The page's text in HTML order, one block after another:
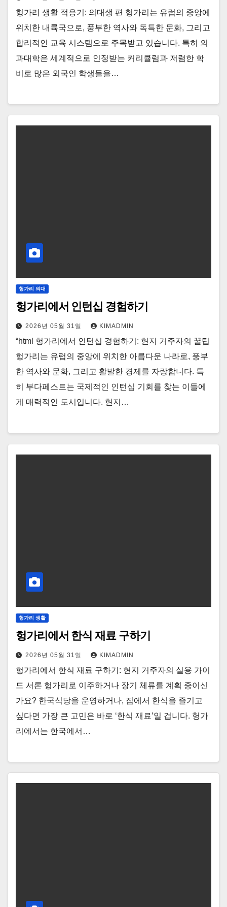
헝가리 생활 적응기: 의대생 편 헝가리는 유럽의 중앙에
위치한 내륙국으로, 풍부한 역사와 독특한 문화, 그리고
합리적인 교육 시스템으로 주목받고 있습니다. 특히 의
과대학은 세계적으로 인정받는 커리큘럼과 저렴한 학
비로 많은 외국인 학생들을…
헝가리 의대
헝가리에서 인턴십 경험하기
2026년 05월 31일 KIMADMIN
“html 헝가리에서 인턴십 경험하기: 현지 거주자의 꿀팁
헝가리는 유럽의 중앙에 위치한 아름다운 나라로, 풍부
한 역사와 문화, 그리고 활발한 경제를 자랑합니다. 특
히 부다페스트는 국제적인 인턴십 기회를 찾는 이들에
게 매력적인 도시입니다. 현지…
헝가리 생활
헝가리에서 한식 재료 구하기
2026년 05월 31일 KIMADMIN
헝가리에서 한식 재료 구하기: 현지 거주자의 실용 가이
드 서론 헝가리로 이주하거나 장기 체류를 계획 중이신
가요? 한국식당을 운영하거나, 집에서 한식을 즐기고
싶다면 가장 큰 고민은 바로 ‘한식 재료’일 겁니다. 헝가
리에서는 한국에서…